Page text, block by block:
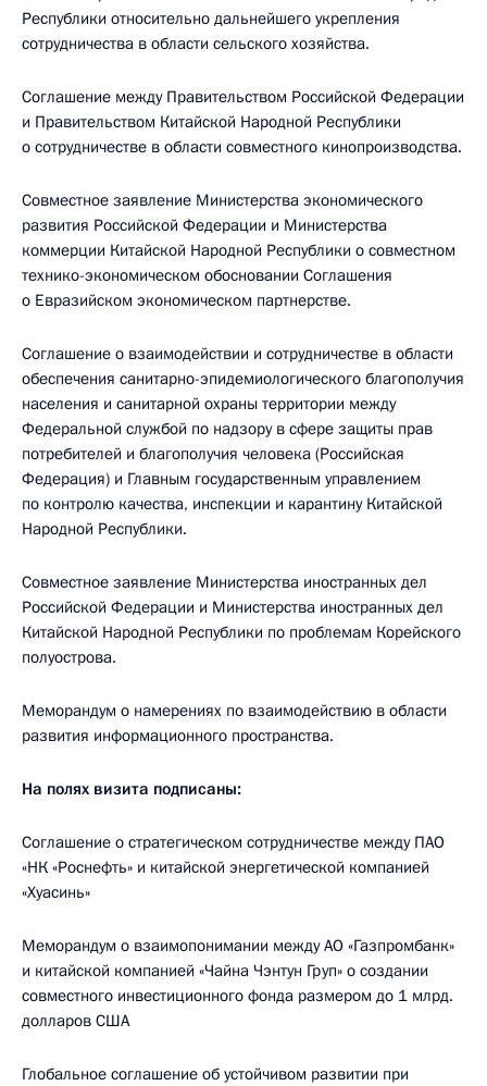
Республики относительно дальнейшего укрепления
сотрудничества в области сельского хозяйства.
Соглашение между Правительством Российской Федерации
и Правительством Китайской Народной Республики
о сотрудничестве в области совместного кинопроизводства.
Совместное заявление Министерства экономического
развития Российской Федерации и Министерства
коммерции Китайской Народной Республики о совместном
технико-экономическом обосновании Соглашения
о Евразийском экономическом партнерстве.
Соглашение о взаимодействии и сотрудничестве в области
обеспечения санитарно-эпидемиологического благополучия
населения и санитарной охраны территории между
Федеральной службой по надзору в сфере защиты прав
потребителей и благополучия человека (Российская
Федерация) и Главным государственным управлением
по контролю качества, инспекции и карантину Китайской
Народной Республики.
Совместное заявление Министерства иностранных дел
Российской Федерации и Министерства иностранных дел
Китайской Народной Республики по проблемам Корейского
полуострова.
Меморандум о намерениях по взаимодействию в области
развития информационного пространства.
На полях визита подписаны:
Соглашение о стратегическом сотрудничестве между ПАО
«НК «Роснефть» и китайской энергетической компанией
«Хуасинь»
Меморандум о взаимопонимании между АО «Газпромбанк»
и китайской компанией «Чайна Чэнтун Груп» о создании
совместного инвестиционного фонда размером до 1 млрд.
долларов США
Глобальное соглашение об устойчивом развитии при